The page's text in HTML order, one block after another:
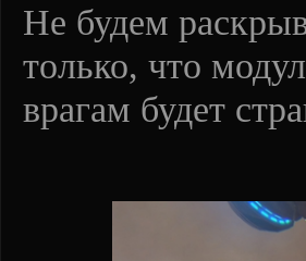
Не будем
только, что
врагам будет